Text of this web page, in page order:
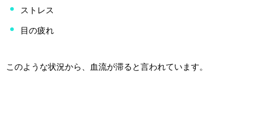
ストレス
目の疲れ
このような状況から、血流が滞ると言われています。